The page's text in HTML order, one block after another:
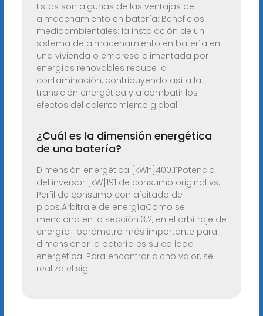
Estas son algunas de las ventajas del
almacenamiento en batería: Beneficios
medioambientales: la instalación de un
sistema de almacenamiento en batería en
una vivienda o empresa alimentada por
energías renovables reduce la
contaminación, contribuyendo así a la
transición energética y a combatir los
efectos del calentamiento global.
¿Cuál es la dimensión energética
de una batería?
Dimensión energética [kWh]400.11Potencia
del inversor [kW]191 de consumo original vs.
Perfil de consumo con afeitado de
picos.Arbitraje de energíaComo se
menciona en la sección 3.2, en el arbitraje de
energía l parámetro más importante para
dimensionar la batería es su ca idad
energética. Para encontrar dicho valor, se
realiza el sig